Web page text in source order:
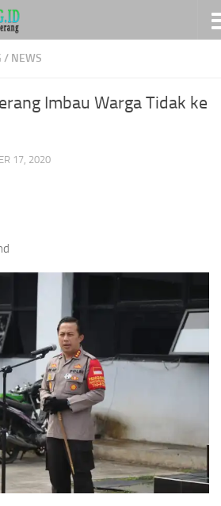
/ NEWS
Imbau Warga Tidak ke
17, 2020